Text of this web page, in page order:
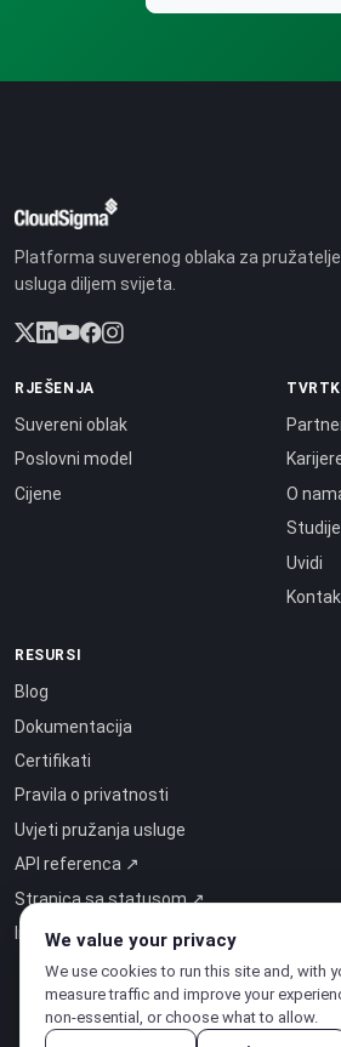
Platforma suverenog oblaka za pružatelje
usluga diljem svijeta.
RJEŠENJA
Suvereni oblak
Poslovni model
Cijene
O
Uvidi
RESURSI
Blog
Dokumentacija
Certifikati
Pravila o privatnosti
Uvjeti pružanja usluge
API referenca ↗
Stranica sa statusom ↗
Inteligencija kao usluga ↗
We value your privacy
We use cookies to run this site and, with
measure traffic and improve your
non-essential, or choose what to allow.